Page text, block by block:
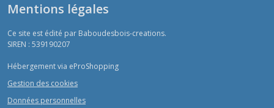
Mentions légales
Ce site est édité par Baboudesbois-creations.
SIREN : 539190207
Hébergement via eProShopping
Gestion des cookies
Données personnelles